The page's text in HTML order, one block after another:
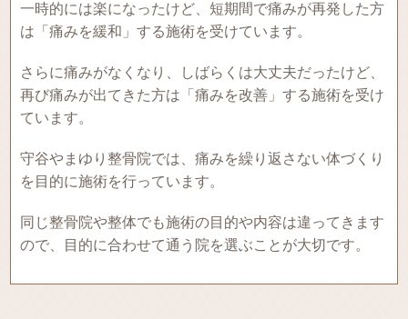
一時的には楽になったけど、短期間で痛みが再発した方
は「痛みを緩和」する施術を受けています。
さらに痛みがなくなり、しばらくは大丈夫だったけど、
再び痛みが出てきた方は「痛みを改善」する施術を受け
ています。
守谷やまゆり整骨院では、痛みを繰り返さない体づくり
を目的に施術を行っています。
同じ整骨院や整体でも施術の目的や内容は違ってきます
ので、目的に合わせて通う院を選ぶことが大切です。